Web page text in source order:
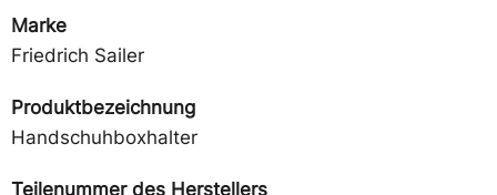
Marke
Friedrich Sailer
Produktbezeichnung
Handschuhboxhalter
Teilenummer des Herstellers